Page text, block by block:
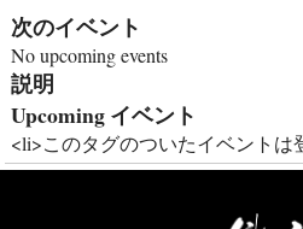
次のイベント
No upcoming events
説明
Upcoming イベント
<li>このタグのついたイベントは